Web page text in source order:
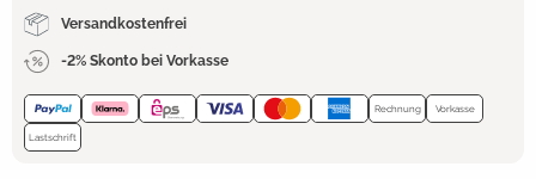
Versandkostenfrei
-2% Skonto bei Vorkasse
Rechnung Vorkasse
Lastschrift